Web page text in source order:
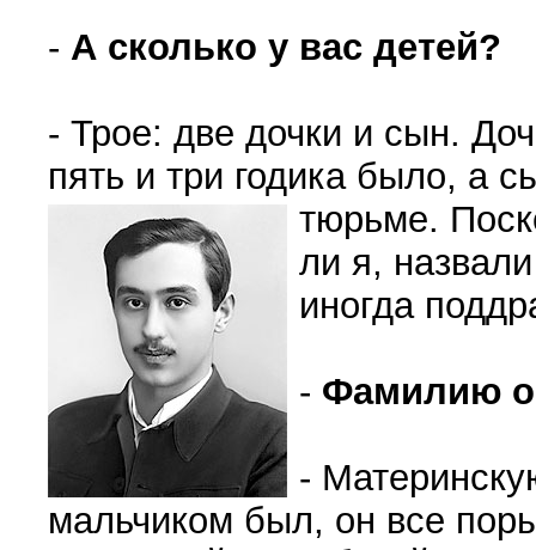
- А сколько у вас детей?
- Трое: две дочки и сын.
пять и три годика было, а
тюрьме.
ли я,
иногда
- Фамилию
-
мальчиком был, он все